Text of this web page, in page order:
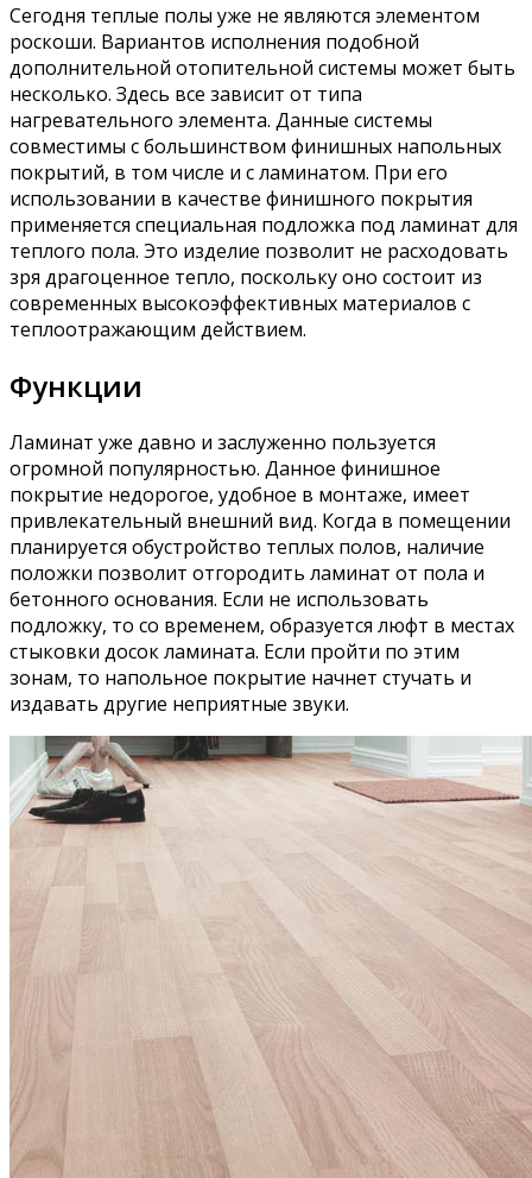
Сегодня теплые полы уже не являются элементом
роскоши. Вариантов исполнения подобной
дополнительной отопительной системы может быть
несколько. Здесь все зависит от типа
нагревательного элемента. Данные системы
совместимы с большинством финишных напольных
покрытий, в том числе и с ламинатом. При его
использовании в качестве финишного покрытия
применяется специальная подложка под ламинат для
теплого пола. Это изделие позволит не расходовать
зря драгоценное тепло, поскольку оно состоит из
современных высокоэффективных материалов с
теплоотражающим действием.
Функции
Ламинат уже давно и заслуженно пользуется
огромной популярностью. Данное финишное
покрытие недорогое, удобное в монтаже, имеет
привлекательный внешний вид. Когда в помещении
планируется обустройство теплых полов, наличие
положки позволит отгородить ламинат от пола и
бетонного основания. Если не использовать
подложку, то со временем, образуется люфт в местах
стыковки досок ламината. Если пройти по этим
зонам, то напольное покрытие начнет стучать и
издавать другие неприятные звуки.